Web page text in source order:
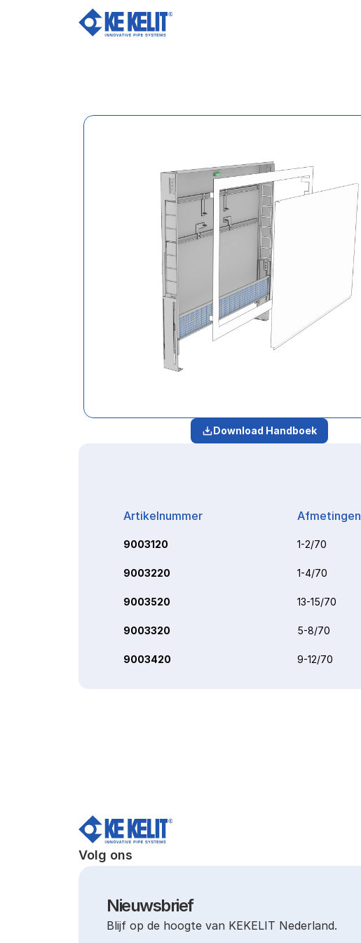
Download Handboek
Artikelnummer Afmetingen
9003120 1-2/70
9003220 1-4/70
9003520 13-15/70
9003320 5-8/70
9003420 9-12/70
Volg ons
Nieuwsbrief
Blijf op de hoogte van KEKELIT Nederland.